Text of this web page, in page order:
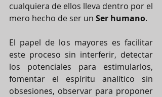
cualquiera de ellos lleva dentro por el
mero hecho de ser un Ser humano.
El papel de los mayores es facilitar
este proceso sin interferir, detectar
los potenciales para estimularlos,
fomentar el espíritu analítico sin
obsesiones, observar para proponer